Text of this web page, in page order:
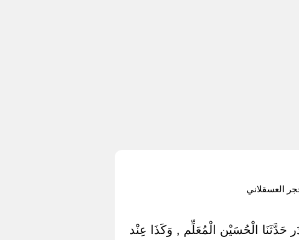
العسقلاني
حَدَّثَنَا الْحُسَيْن الْمُعَلِّم , وَكَذَا عِنْد